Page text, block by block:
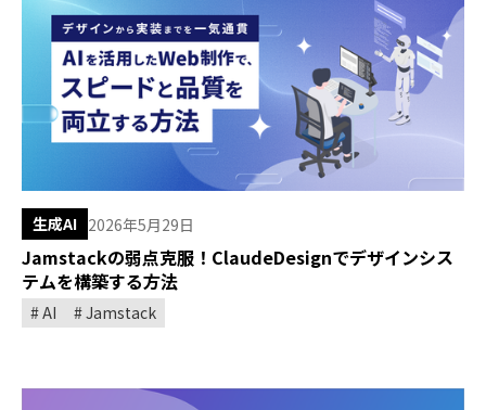
生成AI 2026年5月29日
Jamstackの弱点克服！ClaudeDesignでデザインシス
テムを構築する方法
AI Jamstack